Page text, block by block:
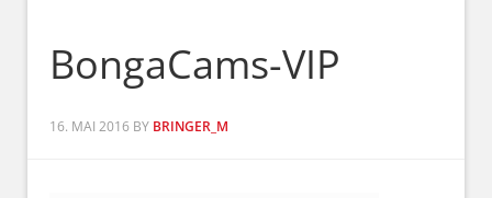
BongaCams-VIP
16. MAI 2016 BY BRINGER_M